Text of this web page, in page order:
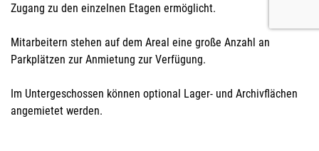
Zugang zu den einzelnen Etagen ermöglicht.
Mitarbeitern stehen auf dem Areal eine große Anzahl an
Parkplätzen zur Anmietung zur Verfügung.
Im Untergeschossen können optional Lager- und Archivflächen
angemietet werden.